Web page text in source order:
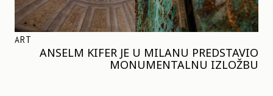
ART
ANSELM KIFER JE U MILANU PREDSTAVIO
MONUMENTALNU IZLOŽBU